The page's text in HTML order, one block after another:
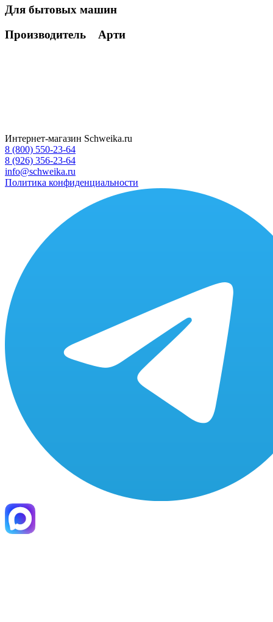
Для бытовых машин
Производитель Арти
Интернет-магазин Schweika.ru
8 (800) 550-23-64
8 (926) 356-23-64
info@schweika.ru
Политика конфиденциальности